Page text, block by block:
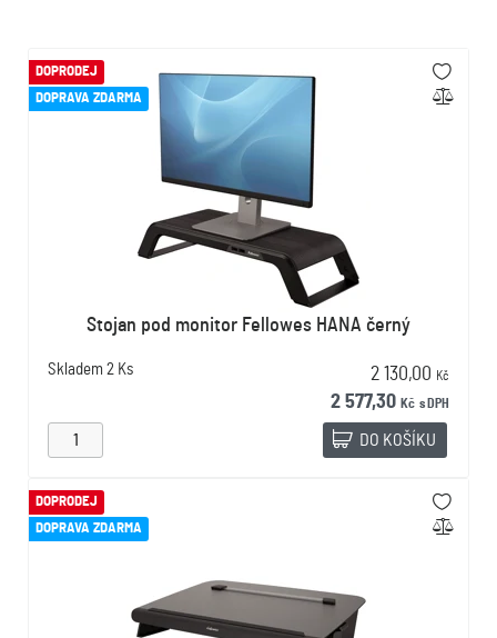
DOPRODEJ
DOPRAVA ZDARMA
Stojan pod monitor Fellowes HANA černý
Skladem 2 Ks 2 130,00 Kč
2 577,30 Kč s DPH
DO KOŠÍKU
DOPRODEJ
DOPRAVA ZDARMA